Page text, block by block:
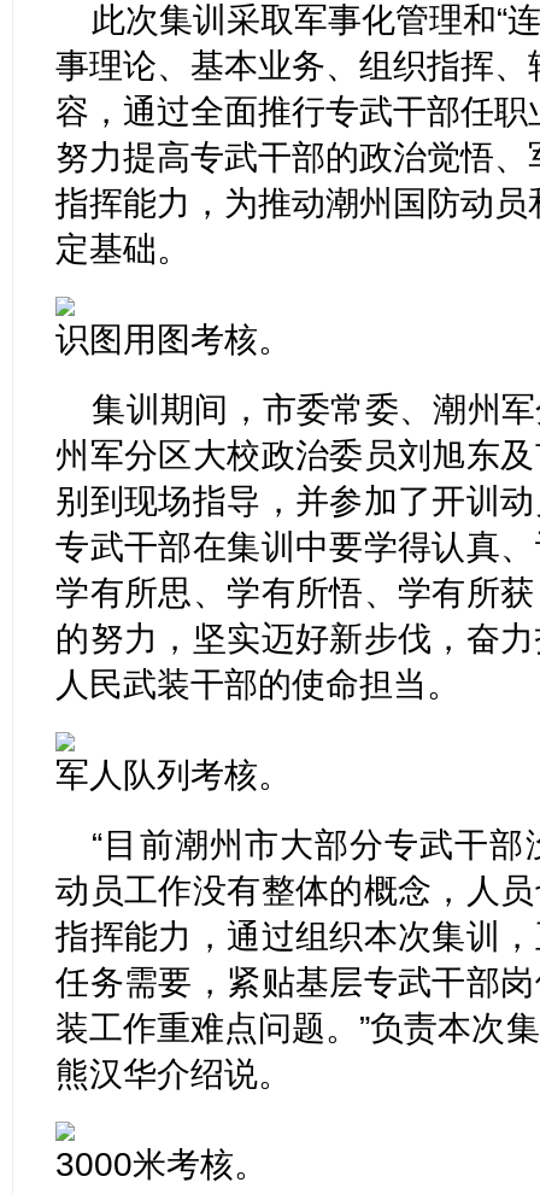
此次集训采取军事化管理和“
事理论、基本业务、组织指挥
容，通过全面推行专武干部任
努力提高专武干部的政治觉悟
指挥能力，为推动潮州国防动
定基础。
识图用图考核。
集训期间，市委常委、潮州
州军分区大校政治委员刘旭东
别到现场指导，并参加了开训
专武干部在集训中要学得认真
学有所思、学有所悟、学有所
的努力，坚实迈好新步伐，奋
人民武装干部的使命担当。
军人队列考核。
“目前潮州市大部分专武干
动员工作没有整体的概念，人
指挥能力，通过组织本次集训
任务需要，紧贴基层专武干部
装工作重难点问题。”负责本次
熊汉华介绍说。
3000米考核。